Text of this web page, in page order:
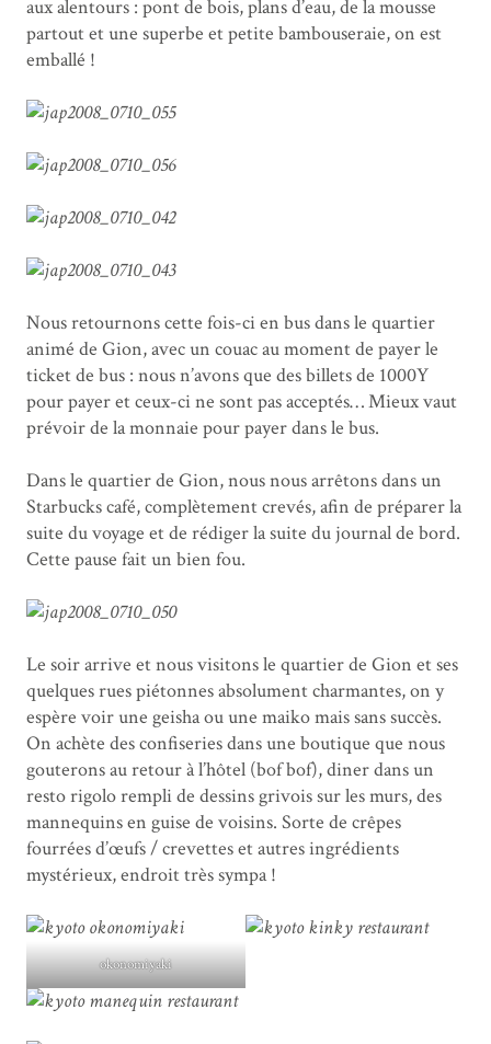
aux alentours : pont de bois, plans d’eau, de la mousse
partout et une superbe et petite bambouseraie, on est
emballé !
Nous retournons cette fois-ci en bus dans le quartier
animé de Gion, avec un couac au moment de payer le
ticket de bus : nous n’avons que des billets de 1000Y
pour payer et ceux-ci ne sont pas acceptés… Mieux vaut
prévoir de la monnaie pour payer dans le bus.
Dans le quartier de Gion, nous nous arrêtons dans un
Starbucks café, complètement crevés, afin de préparer la
suite du voyage et de rédiger la suite du journal de bord.
Cette pause fait un bien fou.
Le soir arrive et nous visitons le quartier de Gion et ses
quelques rues piétonnes absolument charmantes, on y
espère voir une geisha ou une maiko mais sans succès.
On achète des confiseries dans une boutique que nous
gouterons au retour à l’hôtel (bof bof), diner dans un
resto rigolo rempli de dessins grivois sur les murs, des
mannequins en guise de voisins. Sorte de crêpes
fourrées d’œufs / crevettes et autres ingrédients
mystérieux, endroit très sympa !
okonomiyaki